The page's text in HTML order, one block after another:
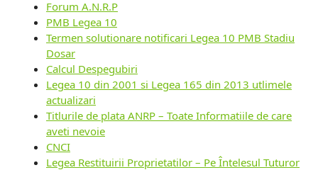
Forum A.N.R.P
PMB Legea 10
Termen solutionare notificari Legea 10 PMB Stadiu
Dosar
Calcul Despegubiri
Legea 10 din 2001 si Legea 165 din 2013 utlimele
actualizari
Titlurile de plata ANRP – Toate Informatiile de care
aveti nevoie
CNCI
Legea Restituirii Proprietatilor – Pe Întelesul Tuturor